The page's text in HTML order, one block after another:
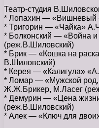
Театр-студия
* Лопахин — «Вишневый
* Тригорин — «Чайка»
* Болконский — «Война
(реж.В.Шиловский)
* Брик — «Кошка на
В.Шиловский)
* Керея — «Калигула»
* Ломар — «Мужской род,
Ж.Ж.Брикер, М.Ласег
* Демурин — «Цена
(реж.В.Шиловский)
* Алек — «Ключ для